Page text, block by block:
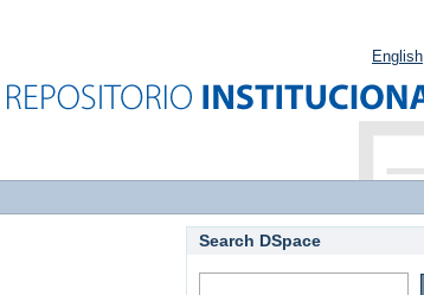
English
Search DSpace